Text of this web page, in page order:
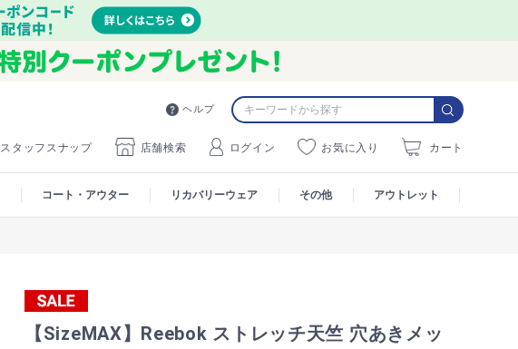
ヘルプ
スタッフスナップ 店舗検索 ログイン お気に入り カート
コート・アウター リカバリーウェア その他 アウトレット
【SizeMAX】Reebok ストレッチ天竺 穴あきメッ